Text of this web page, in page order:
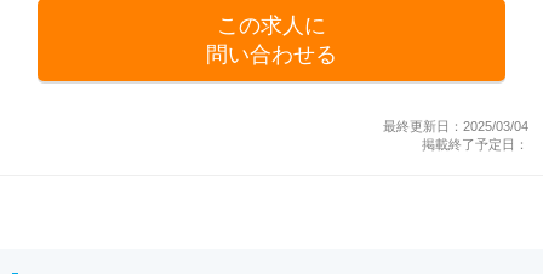
この求人に
問い合わせる
最終更新日：2025/03/04
掲載終了予定日：